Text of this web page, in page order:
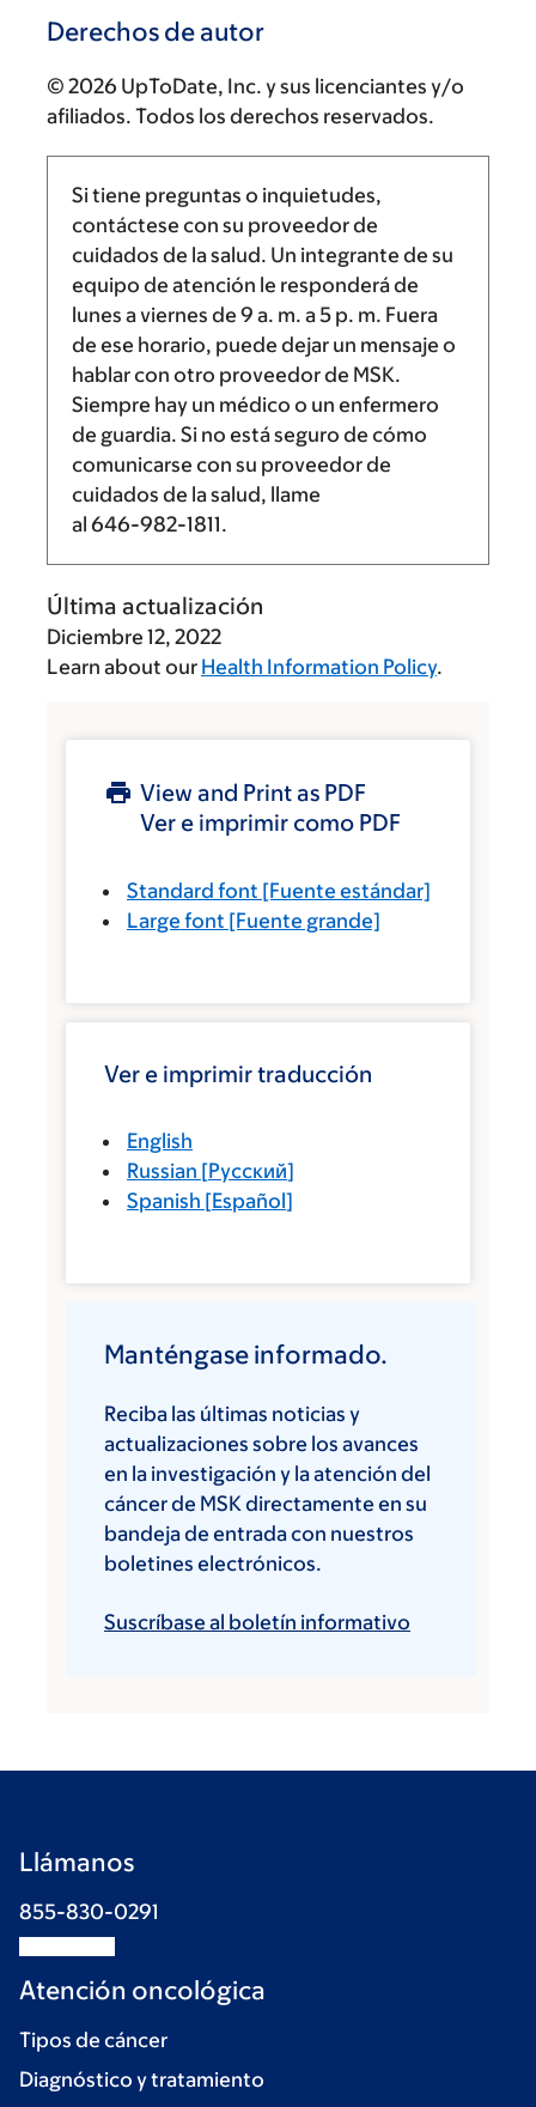
Derechos de autor
© 2026 UpToDate, Inc. y sus licenciantes y/o
afiliados. Todos los derechos reservados.
Si tiene preguntas o inquietudes,
contáctese con su proveedor de
cuidados de la salud. Un integrante de su
equipo de atención le responderá de
lunes a viernes de 9 a. m. a5 p. m. Fuera
de ese horario, puede dejar un mensaje o
hablar con otro proveedor de MSK.
Siempre hay un médico o un enfermero
de guardia. Si no está seguro de cómo
comunicarse con su proveedor de
cuidados de la salud, llame
al 646-982-1811.
Última actualización
Diciembre 12, 2022
Learn about our Health Information Policy.
View and Print as PDF
Ver e imprimir como PDF
Standard font [Fuente estándar]
Large font [Fuente grande]
Ver e imprimir traducción
English
Russian [Русский]
Spanish [Español]
Manténgase informado.
Reciba las últimas noticias y
actualizaciones sobre los avances
en la investigación y la atención del
cáncer de MSK directamente en su
bandeja de entrada con nuestros
boletines electrónicos.
Suscríbase al boletín informativo
Llámanos
855-830-0291
Atención oncológica
Tipos de cáncer
Diagnóstico y tratamiento